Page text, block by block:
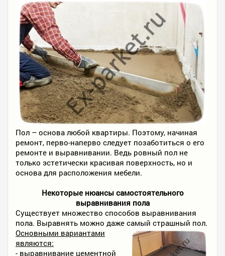
ФОТО РАБОТ
КОНТАКТЫ
ПОЛЕЗНОЕ
Пол – основа любой квартиры. Поэтому, начиная
ремонт, перво-наперво следует позаботиться о его
ремонте и выравнивании. Ведь ровный пол не
только эстетически красивая поверхность, но и
основа для расположения мебели.
Некоторые нюансы самостоятельного
выравнивания пола
Существует множество способов выравнивания
пола. Выравнять можно даже самый страшный пол.
Основными вариантами
являются:
- выравнивание цементной